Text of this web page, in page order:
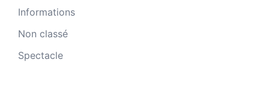
Informations
Non classé
Spectacle